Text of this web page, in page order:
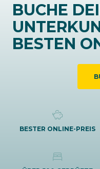
BUCHE
BESTEN
BESTER ONLINE-PREIS